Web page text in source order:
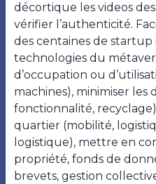
décortique les videos
vérifier l’authenticité.
des centaines de
technologies du
d’occupation ou
machines), minimiser les
fonctionnalité,
quartier (mobilité,
logistique), mettre en
propriété, fonds de
brevets, gestion